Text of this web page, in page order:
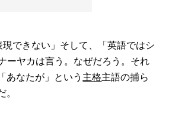
できない」そして、「英語ではシ
ーヤカは言う。なぜだろう。それ
あなたが」という 主格主語の捕ら
。